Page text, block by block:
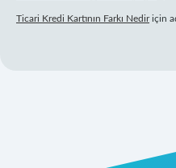
Ticari Kredi Kartının Farkı Nediriçin